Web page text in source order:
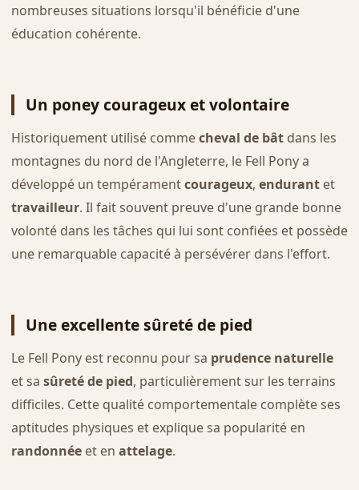
nombreuses situations lorsqu'il bénéficie d'une
éducation cohérente.
Un poney courageux et volontaire
Historiquement utilisé commecheval de bâtdans les
montagnes du nord de l'Angleterre, le Fell Pony a
développé un tempéramentcourageux, endurantet
travailleur. Il fait souvent preuve d'une grande bonne
volonté dans les tâches qui lui sont confiées et possède
une remarquable capacité à persévérer dans l'effort.
Une excellente sûreté de pied
Le Fell Pony est reconnu pour sa prudence naturelle
et sa sûreté de pied, particulièrement sur les terrains
difficiles. Cette qualité comportementale complète ses
aptitudes physiques et explique sa popularité en
randonnéeet en attelage.